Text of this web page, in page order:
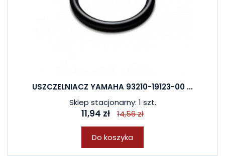
USZCZELNIACZ YAMAHA 93210-19123-00 ...
Sklep stacjonarny: 1 szt.
11,94 zł 14,56 zł
Do koszyka